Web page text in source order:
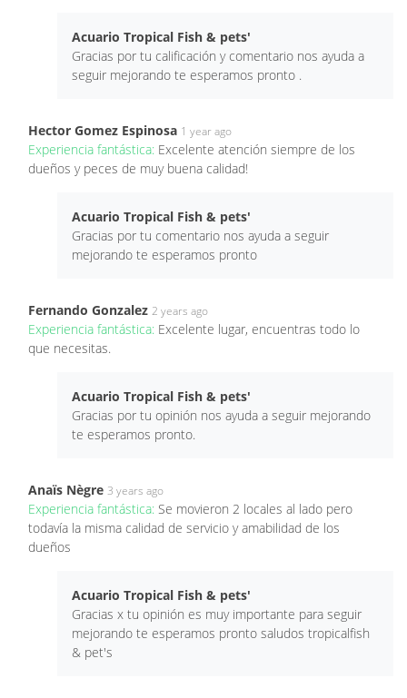
Acuario Tropical Fish & pets'
Gracias por tu calificación y comentario nos ayuda a
seguir mejorando te esperamos pronto .
Hector Gomez Espinosa 1 year ago
Experiencia fantástica: Excelente atención siempre de los
dueños y peces de muy buena calidad!
Acuario Tropical Fish & pets'
Gracias por tu comentario nos ayuda a seguir
mejorando te esperamos pronto
Fernando Gonzalez 2 years ago
Experiencia fantástica: Excelente lugar, encuentras todo lo
que necesitas.
Acuario Tropical Fish & pets'
Gracias por tu opinión nos ayuda a seguir mejorando
te esperamos pronto.
Anaïs Nègre 3 years ago
Experiencia fantástica: Se movieron 2 locales al lado pero
todavía la misma calidad de servicio y amabilidad de los
dueños
Acuario Tropical Fish & pets'
Gracias x tu opinión es muy importante para seguir
mejorando te esperamos pronto saludos tropicalfish
& pet's